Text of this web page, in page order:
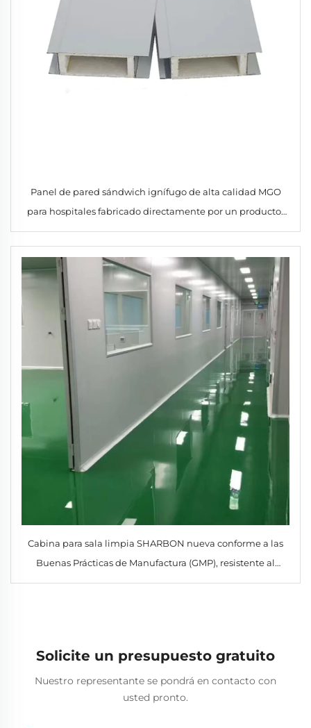
Panel de pared sándwich ignífugo de alta calidad MGO
para hospitales fabricado directamente por un productor
cualificado de paneles MGO
Cabina para sala limpia SHARBON nueva conforme a las
Buenas Prácticas de Manufactura (GMP), resistente al
fuego, con filtro HEPA y diseño fijo de flujo de aire, para
Solicite un presupuesto gratuito
Nuestro representante se pondrá en contacto con
usted pronto.